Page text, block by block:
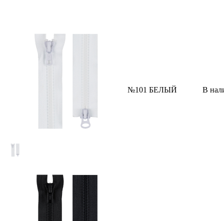
№101 БЕЛЫЙ В